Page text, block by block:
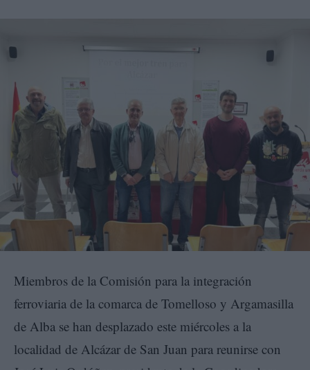
Miembros de la Comisión para la integración
ferroviaria de la comarca de Tomelloso y Argamasilla
de Alba se han desplazado este miércoles a la
localidad de Alcázar de San Juan para reunirse con